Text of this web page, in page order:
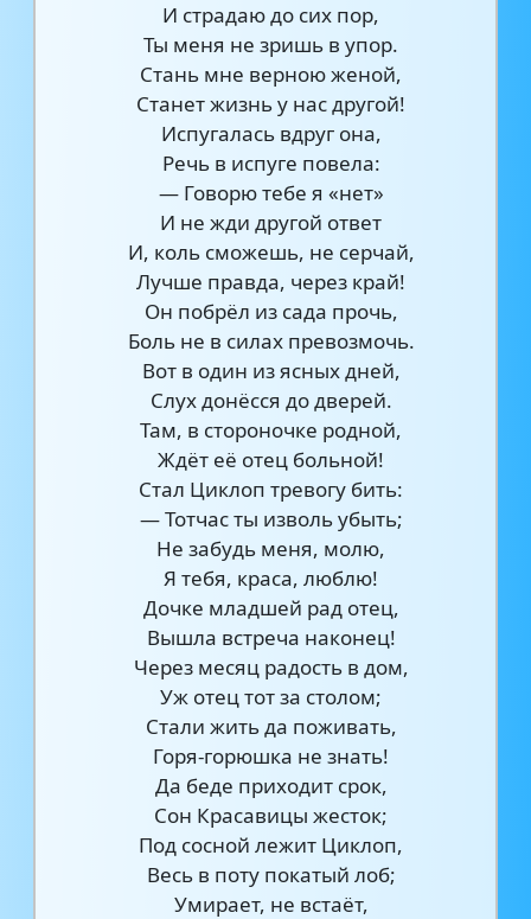
И страдаю до сих пор,
Ты меня не зришь в упор.
Стань мне верною женой,
Станет жизнь у нас другой!
Испугалась вдруг она,
Речь в испуге повела:
— Говорю тебе я «нет»
И не жди другой ответ
И, коль сможешь, не серчай,
Лучше правда, через край!
Он побрёл из сада прочь,
Боль не в силах превозмочь.
Вот в один из ясных дней,
Слух донёсся до дверей.
Там, в стороночке родной,
Ждёт её отец больной!
Стал Циклоп тревогу бить:
— Тотчас ты изволь убыть;
Не забудь меня, молю,
Я тебя, краса, люблю!
Дочке младшей рад отец,
Вышла встреча наконец!
Через месяц радость в дом,
Уж отец тот за столом;
Стали жить да поживать,
Горя-горюшка не знать!
Да беде приходит срок,
Сон Красавицы жесток;
Под сосной лежит Циклоп,
Весь в поту покатый лоб;
Умирает, не встаёт,